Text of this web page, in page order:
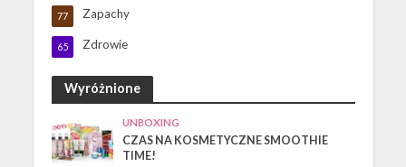
Zapachy
77
Zdrowie
65
Wyróżnione
UNBOXING
CZAS NA KOSMETYCZNE SMOOTHIE
TIME!